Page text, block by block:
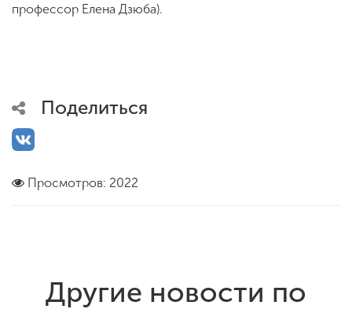
профессор Елена Дзюба).
Поделиться
Просмотров: 2022
Другие новости по